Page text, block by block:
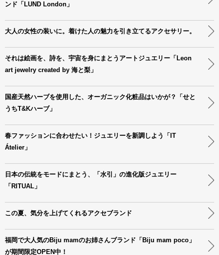
ンド「LUND London」
大人の女性の装いに。着けた人の魅力を引き立てるアクセサリー。
それは絵画を、詩を、宇宙を身にまとうアートジュエリー「Leon
art jewelry created by 海と梨」
国産天然ハーブを使用した、オーガニック化粧品はいかが？「せと
うちT&Kハーブ」
春ファッションに合わせたい！ジュエリーを新調しよう「IT
Átelier」
日本の伝統をモードにまとう、「水引」の進化版ジュエリー
「RITUAL」
この夏、気分を上げてくれるアクセブランド
福岡で大人気のBiju mamのお姉さんブランド「Biju mam poco」
が期間限定OPEN中！